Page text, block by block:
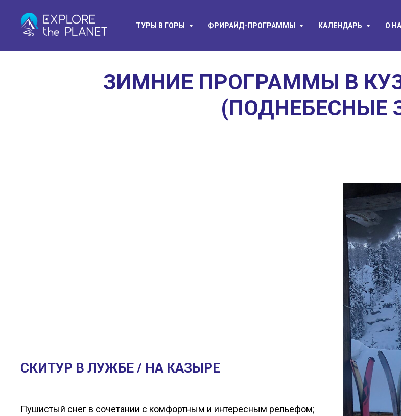
ТУРЫ В ГОРЫ ФРИРАЙД-ПРОГРАММЫ КАЛЕНДАРЬ О
ЗИМНИЕ ПРОГРАММЫ В
(ПОДНЕБЕСНЫЕ
СКИТУР В ЛУЖБЕ / НА КАЗЫРЕ
Пушистый снег в сочетании с комфортным и интересным рельефом;